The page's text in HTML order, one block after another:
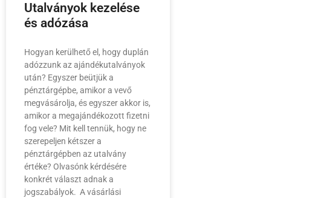
Utalványok kezelése
és adózása
Hogyan kerülhető el, hogy duplán
adózzunk az ajándékutalványok
után? Egyszer beütjük a
pénztárgépbe, amikor a vevő
megvásárolja, és egyszer akkor is,
amikor a megajándékozott fizetni
fog vele? Mit kell tennük, hogy ne
szerepeljen kétszer a
pénztárgépben az utalvány
értéke? Olvasónk kérdésére
konkrét választ adnak a
jogszabályok. A vásárlási